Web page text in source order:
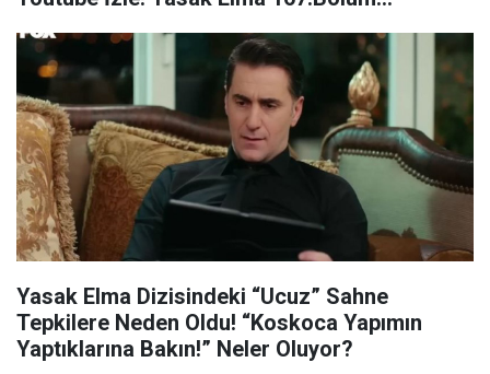
Yasak Elma Dizisindeki “Ucuz” Sahne
Tepkilere Neden Oldu! “Koskoca Yapımın
Yaptıklarına Bakın!” Neler Oluyor?